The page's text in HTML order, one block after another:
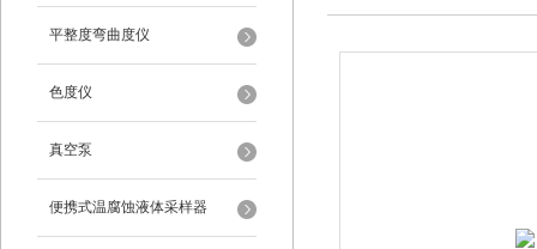
平整度弯曲度仪
色度仪
真空泵
便携式温腐蚀液体采样器